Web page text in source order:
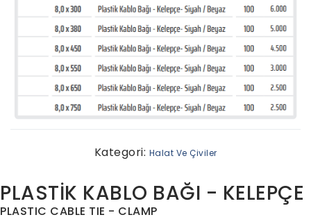
Kategori: Halat Ve Çiviler
PLASTİK KABLO BAĞI - KELEPÇE
PLASTIC CABLE TIE - CLAMP